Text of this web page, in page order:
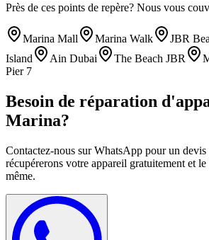
Près de ces points de repère? Nous vous
Marina Mall Marina Walk JBR
Island
Ain Dubai The Beach JBR
Pier 7
Besoin de réparation
Marina?
Contactez-nous sur WhatsApp pour un
récupérerons votre appareil gratuitement et
même.